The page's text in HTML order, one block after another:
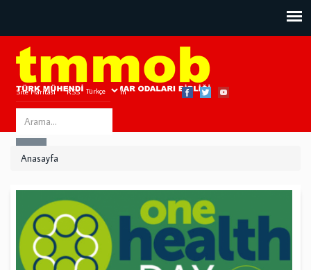
Site Haritası RSS Bize Ulaşın
Search
this
Anasayfa